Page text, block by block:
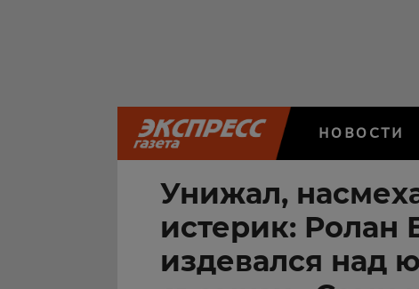
НОВОСТИ
Унижал,
истерик: Ролан
издевался над